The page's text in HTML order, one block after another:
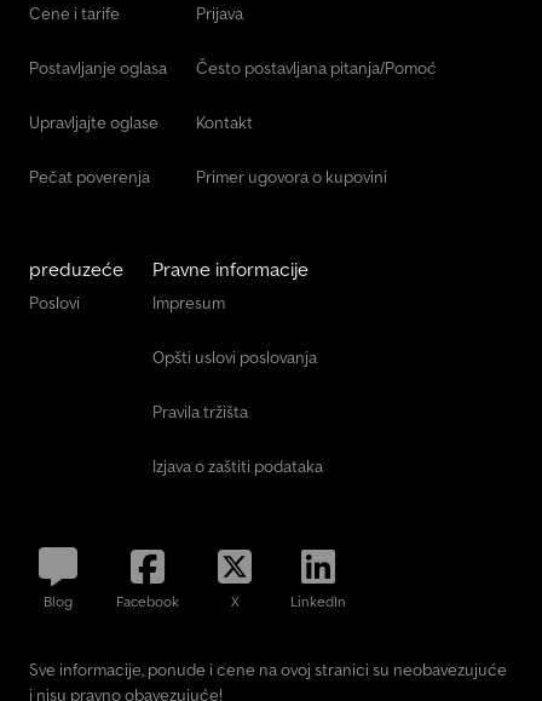
Cene i tarife
Postavljanje oglasa
Upravljajte oglase
Pečat poverenja
Prijava
Često postavljana pitanja/Pomoć
Kontakt
Primer ugovora o kupovini
preduzeće
Poslovi
Pravne informacije
Impresum
Opšti uslovi poslovanja
Pravila tržišta
Izjava o zaštiti podataka
Blog Facebook X LinkedIn
Sve informacije, ponude i cene na ovoj stranici su neobavezujuće
i nisu pravno obavezujuće!